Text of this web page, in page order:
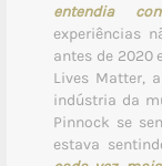
entendia
experiências
antes de 2020
Lives Matter,
indústria da
Pinnock se
estava